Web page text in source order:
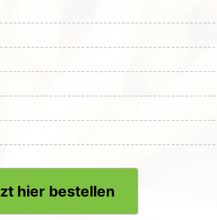
hier bestellen